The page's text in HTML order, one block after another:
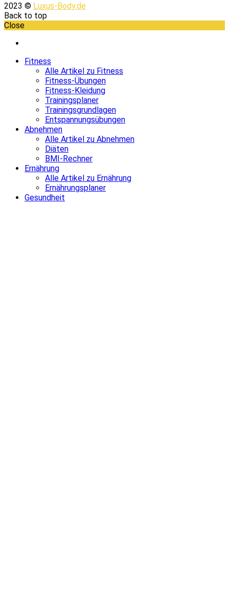
2023 © Luxus-Body.de
Back to top
Close
Fitness
Alle Artikel zu Fitness
Fitness-Übungen
Fitness-Kleidung
Trainingsplaner
Trainingsgrundlagen
Entspannungsübungen
Abnehmen
Alle Artikel zu Abnehmen
Diäten
BMI-Rechner
Ernährung
Alle Artikel zu Ernährung
Ernährungsplaner
Gesundheit